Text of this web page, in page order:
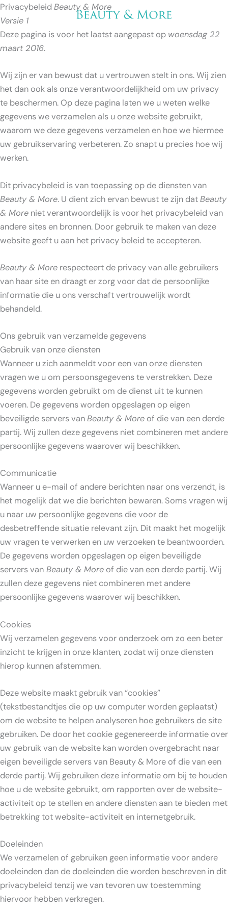
Ga
naar
de
inhoud
Menu
Privacybeleid Beauty & More
Versie 1
Deze pagina is voor het laatst aangepast op woensdag 22
maart 2016.
Wij zijn er van bewust dat u vertrouwen stelt in ons. Wij zien
het dan ook als onze verantwoordelijkheid om uw privacy
te beschermen. Op deze pagina laten we u weten welke
gegevens we verzamelen als u onze website gebruikt,
waarom we deze gegevens verzamelen en hoe we hiermee
uw gebruikservaring verbeteren. Zo snapt u precies hoe wij
werken.
Dit privacybeleid is van toepassing op de diensten van
Beauty & More. U dient zich ervan bewust te zijn datBeauty
& More niet verantwoordelijk is voor het privacybeleid van
andere sites en bronnen. Door gebruik te maken van deze
website geeft u aan het privacy beleid te accepteren.
Beauty & More respecteert de privacy van alle gebruikers
van haar site en draagt er zorg voor dat de persoonlijke
informatie die u ons verschaft vertrouwelijk wordt
behandeld.
Ons gebruik van verzamelde gegevens
Gebruik van onze diensten
Wanneer u zich aanmeldt voor een van onze diensten
vragen we u om persoonsgegevens te verstrekken. Deze
gegevens worden gebruikt om de dienst uit te kunnen
voeren. De gegevens worden opgeslagen op eigen
beveiligde servers vanBeauty & More of die van een derde
partij. Wij zullen deze gegevens niet combineren met andere
persoonlijke gegevens waarover wij beschikken.
Communicatie
Wanneer u e-mail of andere berichten naar ons verzendt, is
het mogelijk dat we die berichten bewaren. Soms vragen wij
u naar uw persoonlijke gegevens die voor de
desbetreffende situatie relevant zijn. Dit maakt het mogelijk
uw vragen te verwerken en uw verzoeken te beantwoorden.
De gegevens worden opgeslagen op eigen beveiligde
servers van Beauty & More of die van een derde partij. Wij
zullen deze gegevens niet combineren met andere
persoonlijke gegevens waarover wij beschikken.
Cookies
Wij verzamelen gegevens voor onderzoek om zo een beter
inzicht te krijgen in onze klanten, zodat wij onze diensten
hierop kunnen afstemmen.
Deze website maakt gebruik van “cookies”
(tekstbestandtjes die op uw computer worden geplaatst)
om de website te helpen analyseren hoe gebruikers de site
gebruiken. De door het cookie gegenereerde informatie over
uw gebruik van de website kan worden overgebracht naar
eigen beveiligde servers van Beauty & More of die van een
derde partij. Wij gebruiken deze informatie om bij te houden
hoe u de website gebruikt, om rapporten over de website-
activiteit op te stellen en andere diensten aan te bieden met
betrekking tot website-activiteit en internetgebruik.
Doeleinden
We verzamelen of gebruiken geen informatie voor andere
doeleinden dan de doeleinden die worden beschreven in dit
privacybeleid tenzij we van tevoren uw toestemming
hiervoor hebben verkregen.